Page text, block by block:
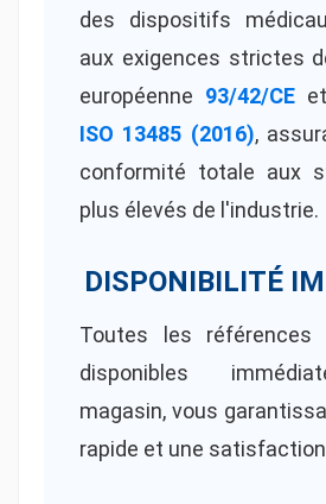
des dispositifs
aux exigences strictes
européenne 93/42/CEet
ISO 13485 (2016),
conformité totale aux
plus élevés de l'industrie.
DISPONIBILITÉ
Toutes les références
disponibles
magasin, vous
rapide et une